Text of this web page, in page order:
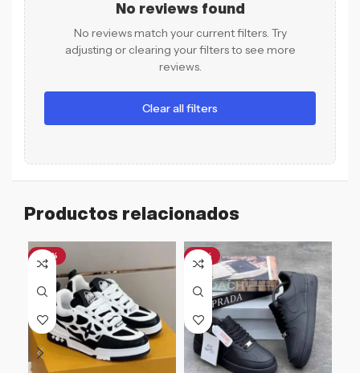
No reviews found
No reviews match your current filters. Try
adjusting or clearing your filters to see more
reviews.
Clear all filters
Productos relacionados
-32% -51%